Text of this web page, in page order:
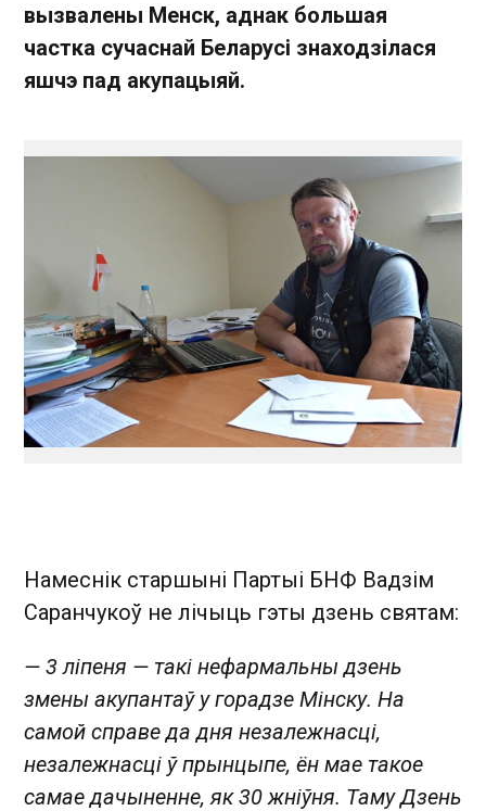
вызвалены Менск, аднак большая
частка сучаснай Беларусі знаходзілася
яшчэ пад акупацыяй.
Намеснік старшыні Партыі БНФ Вадзім
Саранчукоў не лічыць гэты дзень святам:
— 3 ліпеня — такі нефармальны дзень
змены акупантаў у горадзе Мінску. На
самой справе да дня незалежнасці,
незалежнасці ў прынцыпе, ён мае такое
самае дачыненне, як 30 жніўня. Таму Дзень